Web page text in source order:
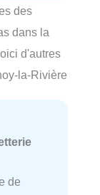
des
dans la
d'autres
la-Rivière
de